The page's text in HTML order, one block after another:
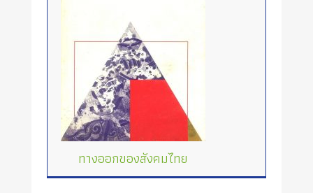
ทางออกของสังคมไทย